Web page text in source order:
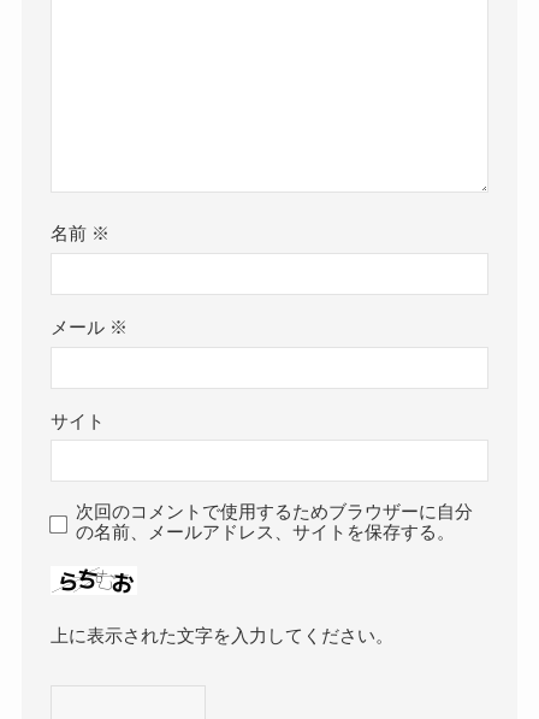
名前 ※
メール ※
サイト
次回のコメントで使用するためブラウザーに自分
の名前、メールアドレス、サイトを保存する。
上に表示された文字を入力してください。